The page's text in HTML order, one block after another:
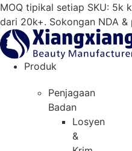
Langkau
ke
kandungan
MOQ tipikal setiap SKU: 5k
dari 20k+. Sokongan NDA &
Produk
Penjagaan
Badan
Losyen
&